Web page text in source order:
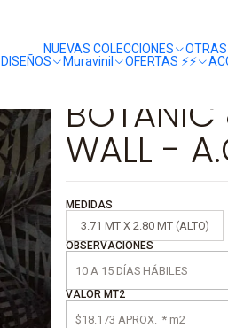
NUEVAS COLECCIONES
OTRAS
DISEÑOS
Muravinil OFERTAS ⚡️⚡️
WALL -
MEDIDAS
3.71 MT X 2.80 MT (ALTO)
OBSERVACIONES
VALOR MT2